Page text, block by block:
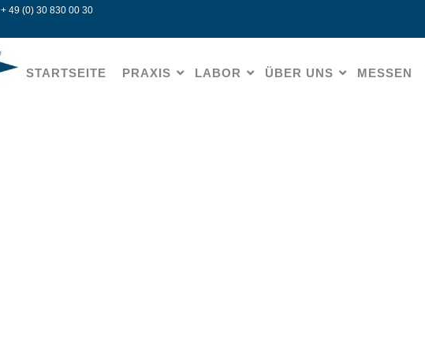
+ 49 (0) 30 830 00 30
STARTSEITE PRAXIS LABOR ÜBER UNS MESSEN